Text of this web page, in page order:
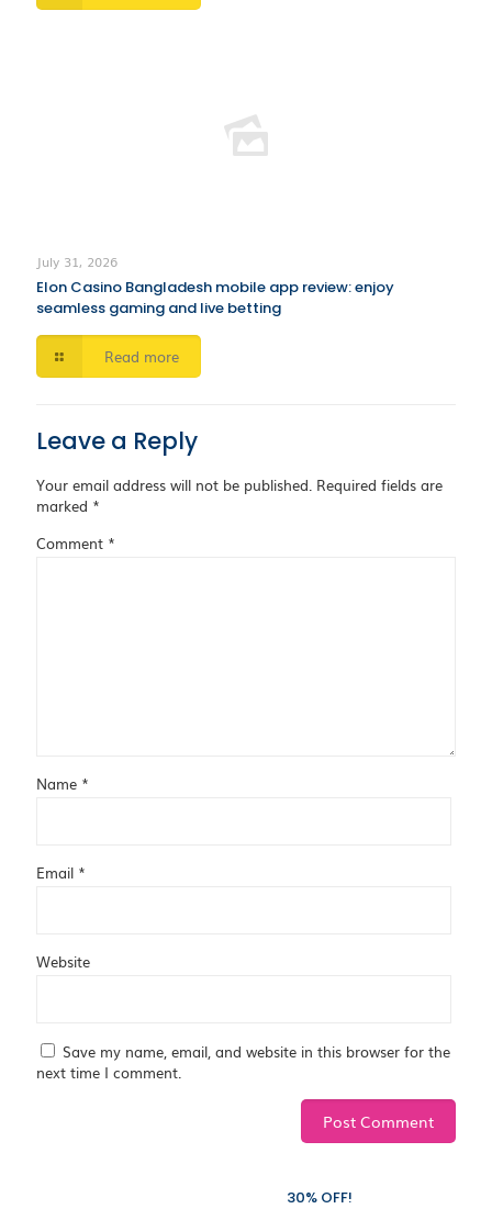
July 31, 2026
Elon Casino Bangladesh mobile app review: enjoy
seamless gaming and live betting
Read more
Leave a Reply
Your email address will not be published. Required fields are
marked *
Comment *
Name *
Email *
Website
Save my name, email, and website in this browser for the
next time I comment.
30% OFF!